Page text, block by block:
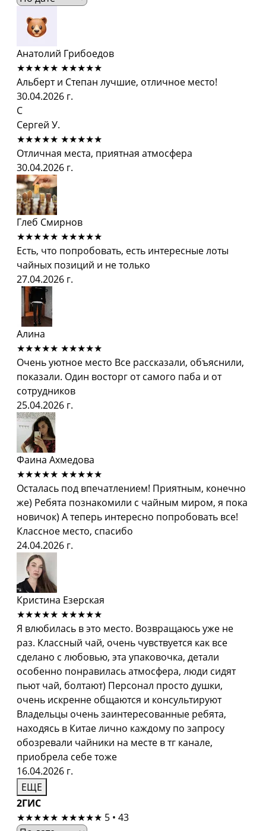
Анатолий Грибоедов
★★★★★ ★★★★★
Альберт и Степан лучшие, отличное место!
30.04.2026 г.
С
Сергей У.
★★★★★ ★★★★★
Отличная места, приятная атмосфера
30.04.2026 г.
Глеб Смирнов
★★★★★ ★★★★★
Есть, что попробовать, есть интересные лоты
чайных позиций и не только
27.04.2026 г.
Алина
★★★★★ ★★★★★
Очень уютное место Все рассказали, объяснили,
показали. Один восторг от самого паба и от
сотрудников
25.04.2026 г.
Фаина Ахмедова
★★★★★ ★★★★★
Осталась под впечатлением! Приятным, конечно
же) Ребята познакомили с чайным миром, я пока
новичок) А теперь интересно попробовать все!
Классное место, спасибо
24.04.2026 г.
Кристина Езерская
★★★★★ ★★★★★
Я влюбилась в это место. Возвращаюсь уже не
раз. Классный чай, очень чувствуется как все
сделано с любовью, эта упаковочка, детали
особенно понравилась атмосфера, люди сидят
пьют чай, болтают) Персонал просто душки,
очень искренне общаются и консультируют
Владельцы очень заинтересованные ребята,
находясь в Китае лично каждому по запросу
обозревали чайники на месте в тг канале,
приобрела себе тоже
16.04.2026 г.
ЕЩЕ
2ГИС
★★★★★ ★★★★★ 5 • 43